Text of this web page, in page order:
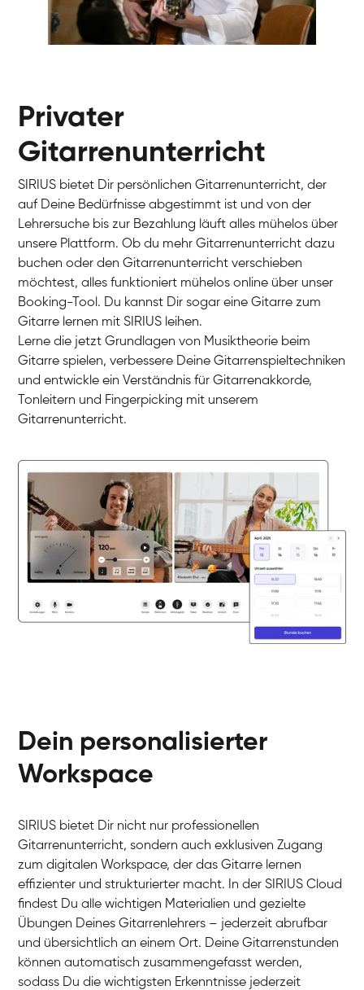
Gitarre
Gitarre
E-Gitarre
E-Gitarre
E-Gitarre
Gitarre
Bernt
Gitarre
Gitarre
Gitarre
Gitarre
Gitarre
E-Gitarre
Privater
Gitarrenunterricht
SIRIUS bietet Dir persönlichen Gitarrenunterricht, der
auf Deine Bedürfnisse abgestimmt ist und von der
Lehrersuche bis zur Bezahlung läuft alles mühelos über
unsere Plattform. Ob du mehr Gitarrenunterricht dazu
buchen oder den Gitarrenunterricht verschieben
möchtest, alles funktioniert mühelos online über unser
Booking-Tool. Du kannst Dir sogar eine Gitarre zum
Gitarre lernen mit SIRIUS leihen.
Lerne die jetzt Grundlagen von Musiktheorie beim
Gitarre spielen, verbessere Deine Gitarrenspieltechniken
und entwickle ein Verständnis für Gitarrenakkorde,
Tonleitern und Fingerpicking mit unserem
Gitarrenunterricht.
Dein personalisierter
Workspace
SIRIUS bietet Dir nicht nur professionellen
Gitarrenunterricht, sondern auch exklusiven Zugang
zum digitalen Workspace, der das Gitarre lernen
effizienter und strukturierter macht. In der SIRIUS Cloud
findest Du alle wichtigen Materialien und gezielte
Übungen Deines Gitarrenlehrers – jederzeit abrufbar
und übersichtlich an einem Ort. Deine Gitarrenstunden
können automatisch zusammengefasst werden,
sodass Du die wichtigsten Erkenntnisse jederzeit